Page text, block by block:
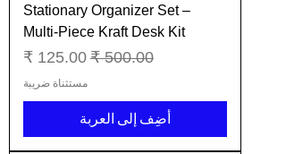
Stationary Organizer Set –
Multi-Piece Kraft Desk Kit
سعر عاديسعر البيع
مستثناة ضريبة
أضِف إلى العربة